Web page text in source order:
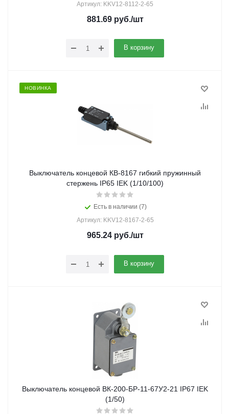
Артикул: KKV12-8112-2-65
881.69руб./шт
В корзину
НОВИНКА
Выключатель концевой КВ-8167 гибкий пружинный
стержень IP65 IEK (1/10/100)
Есть в наличии (7)
Артикул: KKV12-8167-2-65
965.24руб./шт
В корзину
Выключатель концевой ВК-200-БР-11-67У2-21 IP67 IEK
(1/50)